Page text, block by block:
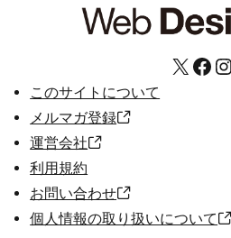
X Facebook Instagram
このサイトについて
メルマガ登録
運営会社
利用規約
お問い合わせ
個人情報の取り扱いについて